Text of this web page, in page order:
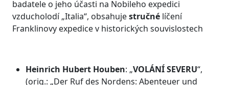
badatele o jeho účasti na Nobileho expedici
vzducholodí „Italia“, obsahujestručné líčení
Franklinovy expedice v historických souvislostech
Heinrich Hubert Houben: „VOLÁNÍ SEVERU“,
(orig.: „Der Ruf des Nordens: Abenteuer und